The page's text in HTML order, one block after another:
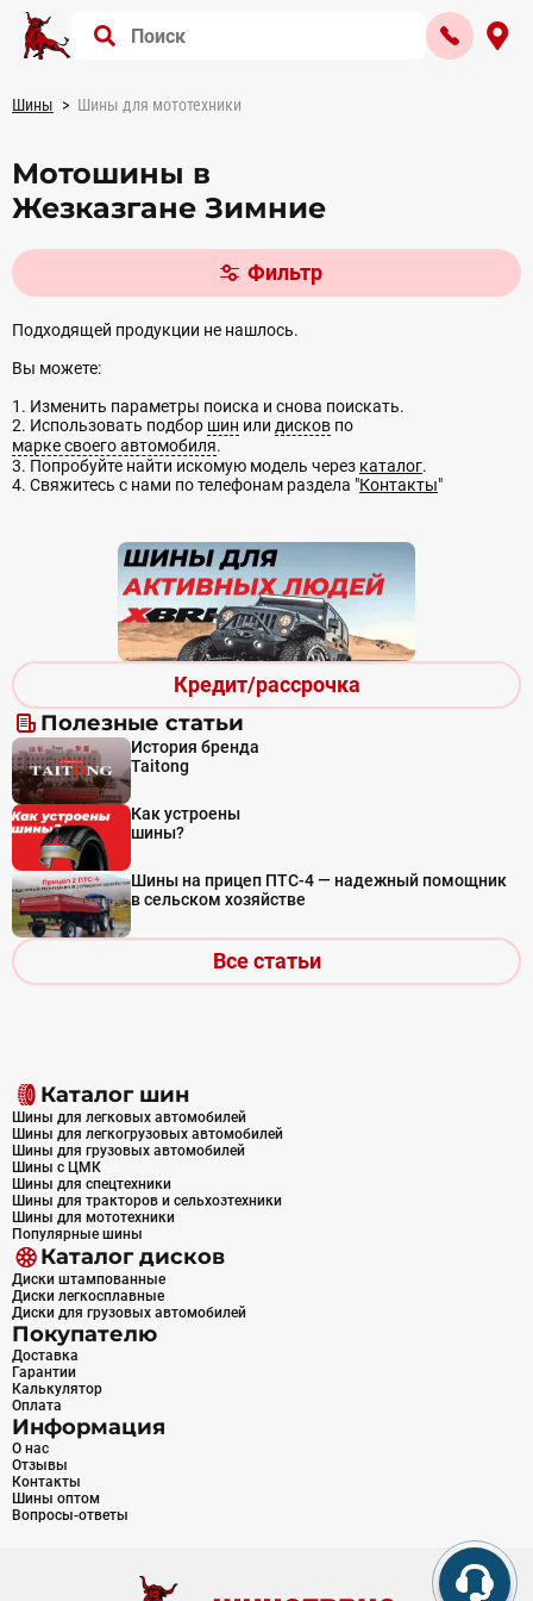
Шины Шины для мототехники
Кредит/рассрочка
Полезные статьи
История бренда
Taitong
Как устроены
шины?
Шины на прицеп ПТС-4 — надежный помощник
в сельском хозяйстве
Все статьи
Мотошины в
Жезказгане Зимние
Фильтр
Подходящей продукции не нашлось.
Вы можете:
1. Изменить параметры поиска и снова поискать.
2. Использовать подбор шин или дисков по
марке своего автомобиля.
3. Попробуйте найти искомую модель через каталог.
4. Свяжитесь с нами по телефонам раздела "Контакты"
Каталог шин
Шины для легковых автомобилей
Шины для легкогрузовых автомобилей
Шины для грузовых автомобилей
Шины с ЦМК
Шины для спецтехники
Шины для тракторов и сельхозтехники
Шины для мототехники
Популярные шины
Каталог дисков
Диски штампованные
Диски легкосплавные
Диски для грузовых автомобилей
Покупателю
Доставка
Гарантии
Калькулятор
Оплата
Информация
О нас
Отзывы
Контакты
Шины оптом
Вопросы-ответы